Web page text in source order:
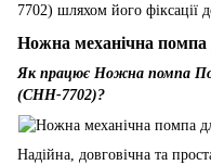
7702) шляхом його фіксації
Ножна механічна помпа
Як працює Ножна помпа
(CHH-7702)?
Надійна, довговічна та